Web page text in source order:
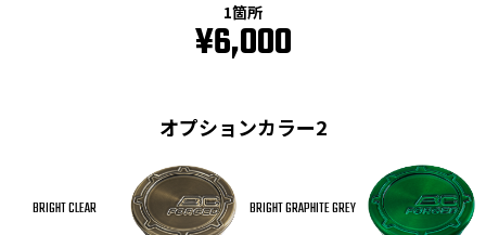
1箇所
¥6,000
オプションカラー2
BRIGHT CLEAR BRIGHT GRAPHITE GREY